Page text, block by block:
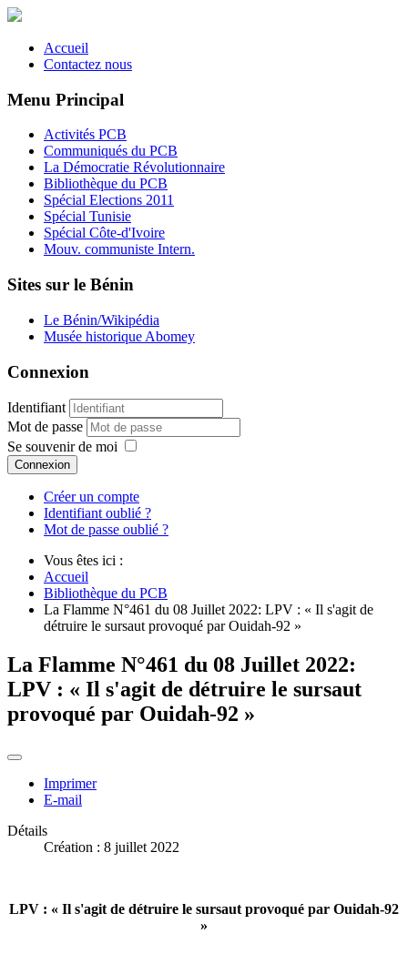
Accueil
Contactez nous
Menu Principal
Activités PCB
Communiqués du PCB
La Démocratie Révolutionnaire
Bibliothèque du PCB
Spécial Elections 2011
Spécial Tunisie
Spécial Côte-d'Ivoire
Mouv. communiste Intern.
Sites sur le Bénin
Le Bénin/Wikipédia
Musée historique Abomey
Connexion
Identifiant
Mot de passe
Se souvenir de moi
Connexion
Créer un compte
Identifiant oublié ?
Mot de passe oublié ?
Vous êtes ici :
Accueil
Bibliothèque du PCB
La Flamme N°461 du 08 Juillet 2022: LPV : « Il s'agit de
détruire le sursaut provoqué par Ouidah-92 »
La Flamme N°461 du 08 Juillet 2022:
LPV : « Il s'agit de détruire le sursaut
provoqué par Ouidah-92 »
Imprimer
E-mail
Détails
Création : 8 juillet 2022
LPV : « Il s'agit de détruire le sursaut provoqué par Ouidah-92
»